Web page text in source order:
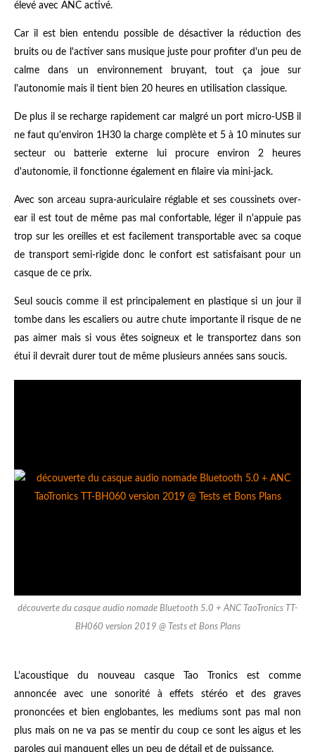
élevé avec ANC activé.
Car il est bien entendu possible de désactiver la réduction des
bruits ou de l'activer sans musique juste pour profiter d'un peu de
calme dans un environnement bruyant, tout ça joue sur
l'autonomie mais il tient bien 20 heures en utilisation classique.
De plus il se recharge rapidement car malgré un port micro-USB il
ne faut qu'environ 1H30 la charge complète et 5 à 10 minutes sur
secteur ou batterie externe lui procure environ 2 heures
d'autonomie, il fonctionne également en filaire via mini-jack.
Avec son arceau supra-auriculaire réglable et ses coussinets over-
ear il est tout de même pas mal confortable, léger il n'appuie pas
trop sur les oreilles et est facilement transportable avec sa coque
de transport semi-rigide donc le confort est satisfaisant pour un
casque de ce prix.
Seul soucis comme il est principalement en plastique si un jour il
tombe dans les escaliers ou autre chute importante il risque de ne
pas aimer mais si vous êtes soigneux et le transportez dans son
étui il devrait durer tout de même plusieurs années sans soucis.
découverte du casque audio nomade Bluetooth 5.0 + ANC TaoTronics TT-
BH060 version 2019 @ Tests et Bons Plans
L'acoustique du nouveau casque Tao Tronics est comme
annoncée avec une sonorité à effets stéréo et des graves
prononcées et bien englobantes, les mediums sont pas mal non
plus mais on ne va pas se mentir du coup ce sont les aigus et les
paroles qui manquent elles un peu de détail et de puissance.